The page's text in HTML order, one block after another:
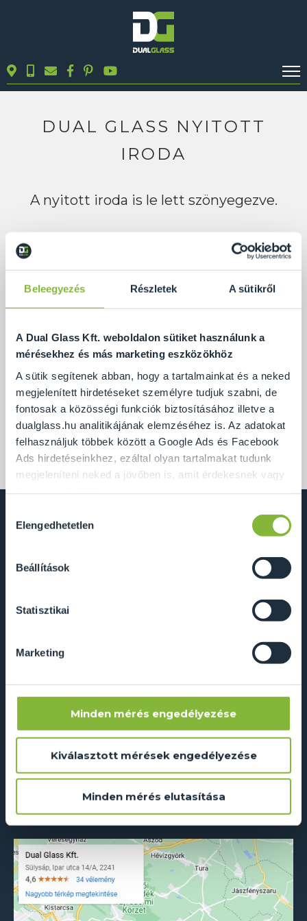
Beleegyezés Részletek A sütikről
A Dual Glass Kft. weboldalon sütiket használunk a
mérésekhez és más marketing eszközökhöz
A sütik segítenek abban, hogy a tartalmainkat és a neked
megjelenített hirdetéseket személyre tudjuk szabni, de
fontosak a közösségi funkciók biztosításához illetve a
dualglass.hu analitikájának elemzéséhez is. Az adatokat
felhasználjuk többek között a Google Ads és Facebook
Ads hirdetéseinkhez, ezáltal olyan tartalmakat tudunk
megjeleníteni neked a jövőben is, amit érdekesnek vagy
Ennek a biztosításához
arra kérünk, hogy engedd meg
Természetesen
soha semmilyen formában nem fogunk visszaélni ezzel
és később bármikor megváltoztathatod a döntésed ezzel
kiválasztása
Elengedhetetlen
Beállítások
Statisztikai
Marketing
Minden mérés engedélyezése
Kiválasztott mérések engedélyezése
Minden mérés elutasítása
TERMÉKEK
KAPCSOLAT
Keresés
DUAL GLASS NYITOTT
IRODA
A nyitott iroda is le lett szönyegezve.
Végre a nyitott irodában is elkészült a padló szönyeg.
2241 Sülysáp, Ipar utca 14/A
+36 20 211 51 51
ÁSZF
ÉMI-TÜV tanúsítvány
RAL színkódok
Letölthető dokumentumok
Cetelem